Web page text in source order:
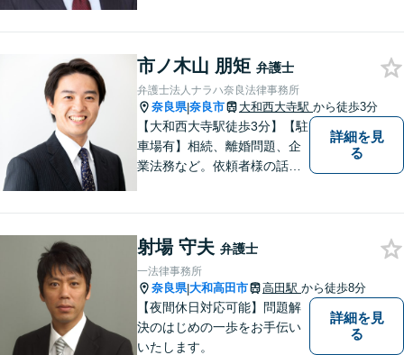
も惜しみません！「不安を安
心に」丁寧にサポートしま
す。お気軽にご相談ください
市ノ木山 朋矩 弁護士
弁護士法人ナラハ奈良法律事務所
奈良県|奈良市 大和西大寺駅 から徒歩3分
【大和西大寺駅徒歩3分】【駐
車場有】相続、離婚問題、企
業法務など。依頼者様の話を
と聞いても良いのかな」など
と思わず、ぜひ一度ご相談く
ださい。【お子様連れ相談
可】
詳細を見
る
射場 守夫 弁護士
一法律事務所
奈良県|大和高田市 高田駅 から徒歩8分
【夜間休日対応可能】問題解
決のはじめの一歩をお手伝い
いたします。
詳細を見
る